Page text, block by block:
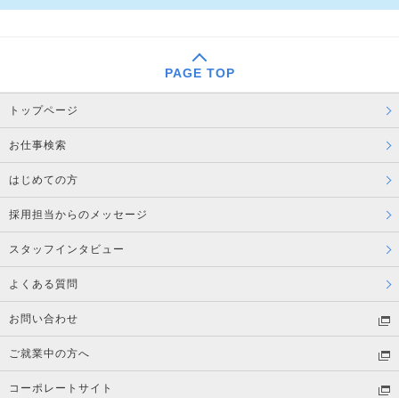
PAGE TOP
トップページ
お仕事検索
はじめての方
採用担当からのメッセージ
スタッフインタビュー
よくある質問
お問い合わせ
ご就業中の方へ
コーポレートサイト